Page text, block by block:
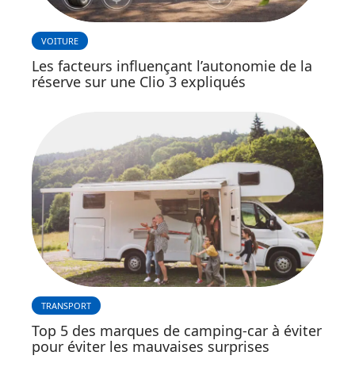
VOITURE
Les facteurs influençant l’autonomie de la
réserve sur une Clio 3 expliqués
TRANSPORT
Top 5 des marques de camping-car à éviter
pour éviter les mauvaises surprises